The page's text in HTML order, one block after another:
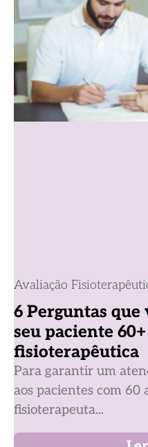
Avaliação
6 Perguntas que
seu paciente
fisioterapêutica
Para garantir um
aos pacientes com 60
fisioterapeuta...